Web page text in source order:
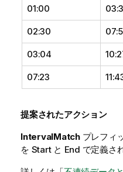
01:00
02:30
03:04
07:23
提案されたアクション
IntervalMatchプレフィ
を Startと End で定義さ